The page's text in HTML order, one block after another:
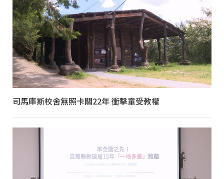
司馬庫斯校舍無照卡關22年 衝擊童受教權